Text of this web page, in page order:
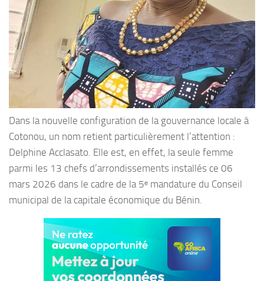
Dans la nouvelle configuration de la gouvernance locale à
Cotonou, un nom retient particulièrement l’attention :
Delphine Acclasato. Elle est, en effet, la seule femme
parmi les 13 chefs d’arrondissements installés ce 06
mars 2026 dans le cadre de la 5ᵉ mandature du Conseil
municipal de la capitale économique du Bénin.